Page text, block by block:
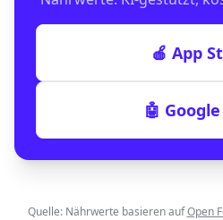
🍎 App
🤖
Quelle: Nährwerte basieren auf Open